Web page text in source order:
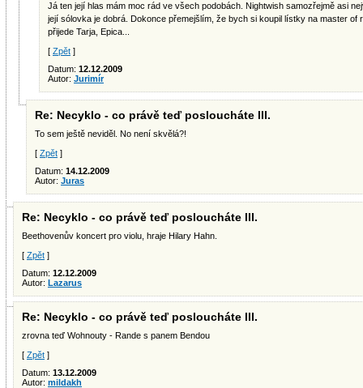
Já ten její hlas mám moc rád ve všech podobách. Nightwish samozřejmě asi
její sólovka je dobrá. Dokonce přemejšlím, že bych si koupil lístky na master
přijede Tarja, Epica...
[ Zpět ]
Datum: 12.12.2009
Autor: Jurimír
Re: Necyklo - co právě teď posloucháte III.
To sem ještě neviděl. No není skvělá?!
[ Zpět ]
Datum: 14.12.2009
Autor: Juras
Re: Necyklo - co právě teď posloucháte III.
Beethovenův koncert pro violu, hraje Hilary Hahn.
[ Zpět ]
Datum: 12.12.2009
Autor: Lazarus
Re: Necyklo - co právě teď posloucháte III.
zrovna teď Wohnouty - Rande s panem Bendou
[ Zpět ]
Datum: 13.12.2009
Autor: mildakh